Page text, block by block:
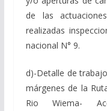
de las
realizadas
nacional N° 9.
d)-Detalle de
márgenes de la
Rio Wiema-